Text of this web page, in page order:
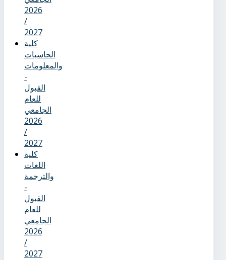
2026
/
2027
كلية
الحاسبات
والمعلومات
-
القبول
للعام
الجامعي
2026
/
2027
كلية
اللغات
والترجمة
-
القبول
للعام
الجامعي
2026
/
2027